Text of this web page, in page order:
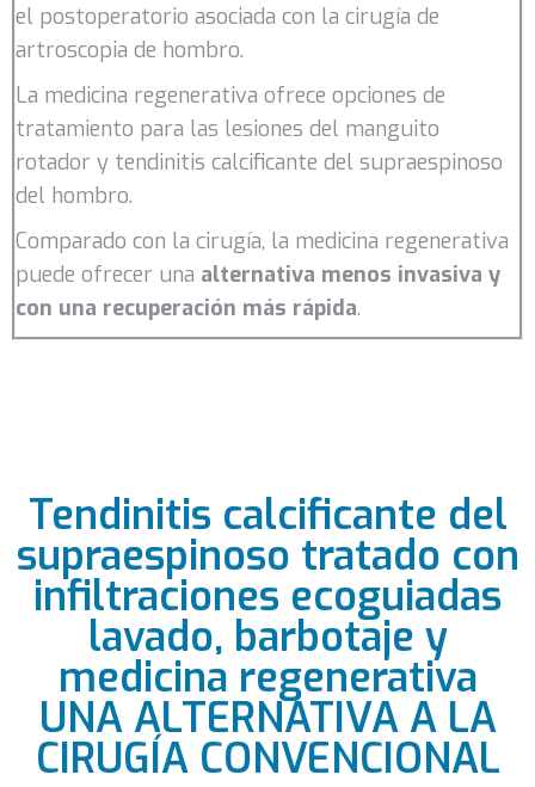
el postoperatorio asociada con la cirugía de
artroscopia de hombro.
La medicina regenerativa ofrece opciones de
tratamiento para las lesiones del manguito
rotador y tendinitis calcificante del supraespinoso
del hombro.
Comparado con la cirugía, la medicina regenerativa
puede ofrecer una alternativa menos invasiva y
con una recuperación más rápida.
Tendinitis calcificante del
supraespinoso tratado con
infiltraciones ecoguiadas
lavado, barbotaje y
medicina regenerativa
UNA ALTERNATIVA A LA
CIRUGÍA CONVENCIONAL